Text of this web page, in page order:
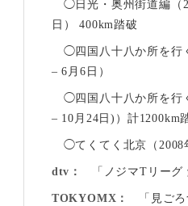
◯日光・奥州街道編（
日） 400km踏破
◯四国八十八か所を行
– 6月6日）
◯四国八十八か所を行
– 10月24日)）計1200km
◯てくてく北京（2008
dtv 「ノジマTリーグ
TOKYOMX
「見ご